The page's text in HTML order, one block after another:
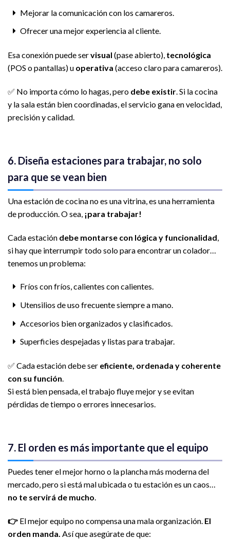
Mejorar la comunicación con los camareros.
Ofrecer una mejor experiencia al cliente.
Esa conexión puede servisual (pase abierto), tecnológica
(POS o pantallas) u operativa (acceso claro para camareros).
✅ No importa cómo lo hagas, pero debe existir. Si la cocina
y la sala están bien coordinadas, el servicio gana en velocidad,
precisión y calidad.
6. Diseña estaciones para trabajar, no solo
para que se vean bien
Una estación de cocina no es una vitrina, es una herramienta
de producción. O sea, ¡para trabajar!
Cada estación debe montarse con lógica y funcionalidad
si hay que interrumpir todo solo para encontrar un colador…
tenemos un problema:
Fríos con fríos, calientes con calientes.
Utensilios de uso frecuente siempre a mano.
Accesorios bien organizados y clasificados.
Superficies despejadas y listas para trabajar.
✅ Cada estación debe ser eficiente, ordenada y coherente
con su función.
Si está bien pensada, el trabajo fluye mejor y se evitan
pérdidas de tiempo o errores innecesarios.
7. El orden es más importante que el equipo
Puedes tener el mejor horno o la plancha más moderna del
mercado, pero si está mal ubicada o tu estación es un caos…
no te servirá de mucho.
👉 El mejor equipo no compensa una mala organización. El
orden manda. Así que asegúrate de que: